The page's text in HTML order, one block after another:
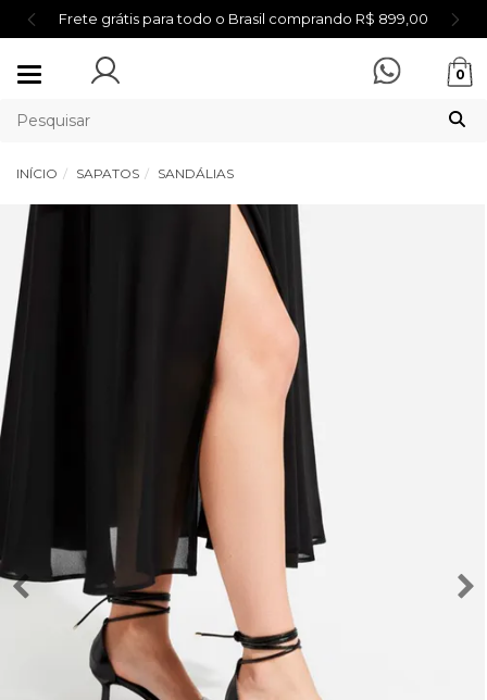
Frete grátis para todo o Brasil comprando R$ 899,00
Mudar
0
INÍCIO SAPATOS SANDÁLIAS